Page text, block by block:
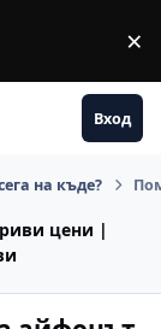
×
Вход
на къде?
цени |